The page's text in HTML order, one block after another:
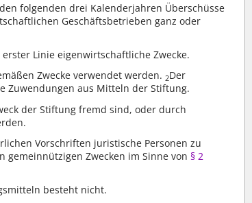
folgenden drei Kalenderjahren Überschüsse
Geschäftsbetrieben ganz oder
Linie eigenwirtschaftliche Zwecke.
Zwecke verwendet werden. 2Der
Zuwendungen aus Mitteln der Stiftung.
der Stiftung fremd sind, oder durch
Vorschriften juristische Personen zu
Zwecken im Sinne von § 2
besteht nicht.